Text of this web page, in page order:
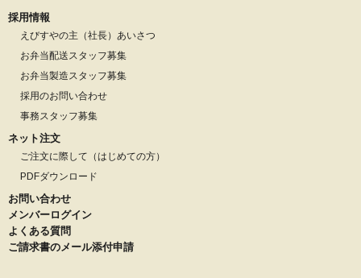
採用情報
えびすやの主（社長）あいさつ
お弁当配送スタッフ募集
お弁当製造スタッフ募集
採用のお問い合わせ
事務スタッフ募集
ネット注文
ご注文に際して（はじめての方）
PDFダウンロード
お問い合わせ
メンバーログイン
よくある質問
ご請求書のメール添付申請